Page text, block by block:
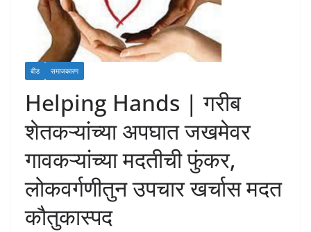
बीड समाजकारण
Helping Hands | गरीब
शेतकऱ्यांच्या अपघात जखमेवर
गावकऱ्यांच्या मदतीची फुंकर,
लोकवर्गणीतुन उपचार खर्चास मदत
कौतुकास्पद